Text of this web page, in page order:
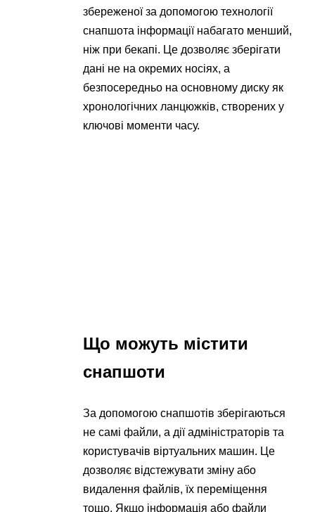
збереженої за допомогою технології
снапшота інформації набагато менший,
ніж при бекапі. Це дозволяє зберігати
дані не на окремих носіях, а
безпосередньо на основному диску як
хронологічних ланцюжків, створених у
ключові моменти часу.
Що можуть містити
снапшоти
За допомогою снапшотів зберігаються
не самі файли, а дії адміністраторів та
користувачів віртуальних машин. Це
дозволяє відстежувати зміну або
видалення файлів, їх переміщення
тощо. Якщо інформація або файли